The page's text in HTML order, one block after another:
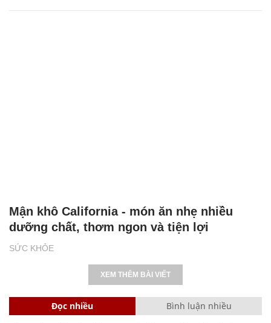
SỨC KHỎE
Mận khô California - món ăn nhẹ nhiều
dưỡng chất, thơm ngon và tiện lợi
XEM THÊM BÀI VIẾT
Đọc nhiều Bình luận nhiều